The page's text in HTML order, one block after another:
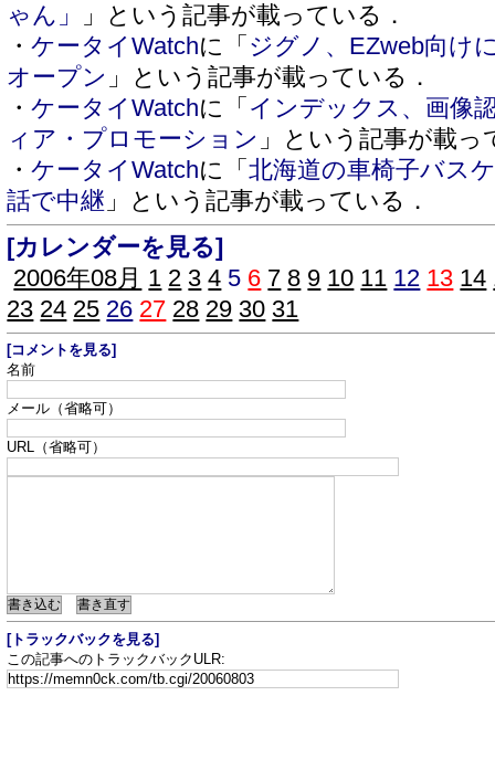
ゃん」
」という記事が載っている．
・ケータイWatchに「 ジグノ、EZweb向け
オープン 」という記事が載っている．
・ケータイWatchに「 インデックス、画像
ィア・プロモーション 」という記事が載っ
・ケータイWatchに「北海道の車椅子バス
話で中継 」という記事が載っている．
[カレンダーを見る]
2006年08月 1 2 3 4 5 6 7 8 9 10 11 12 13 14
23 24 25 26 27 28 29 30 31
[コメントを見る]
名前
メール（省略可）
URL（省略可）
[トラックバックを見る]
この記事へのトラックバックULR: